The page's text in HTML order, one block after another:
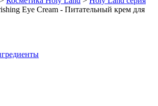
Eye Cream - Питательный крем для